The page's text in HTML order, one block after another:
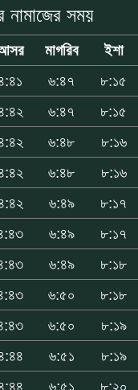
নামাজের সময়
মাগরিব
ইশা
৬:৪৭
৮:১৫
৬:৪৭
৮:১৫
৬:৪৮
৮:১৬
৬:৪৮
৮:১৬
৬:৪৯
৮:১৭
৬:৪৯
৮:১৭
৬:৪৯
৮:১৮
৬:৫০
৮:১৮
৬:৫০
৮:১৯
৬:৫১
৮:১৯
৬:৫১ ৮:২০